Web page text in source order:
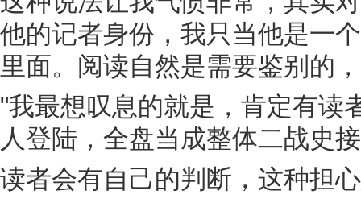
他的记者身份，我只当他是一
里面。阅读自然是需要鉴别的
"我最想叹息的就是，肯定有读
人登陆，全盘当成整体二战史
读者会有自己的判断，这种担